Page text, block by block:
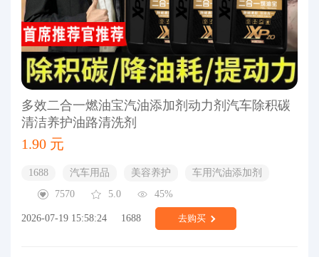
多效二合一燃油宝汽油添加剂动力剂汽车除积碳
清洁养护油路清洗剂
1.90 元
1688 汽车用品 美容养护
车用汽油添加剂
7570
5.0 45%
2026-07-19 15:58:24 1688 去购买